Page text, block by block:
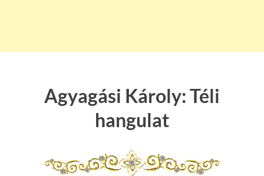
Agyagási Károly: Téli
hangulat